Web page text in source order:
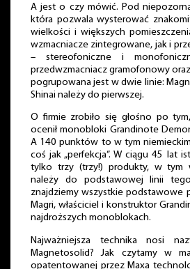
A jest o czy mówić. Pod
która pozwala wysterować
wielkości i większych
wzmacniacze zintegrowane, jak i
– stereofoniczne i
przedwzmacniacz gramofonowy
pogrupowana jest w dwie linie:
Shinai należy do pierwszej.
O firmie zrobiło się głośno po
ocenił monobloki Grandinote
A 140 punktów to w tym
coś jak „perfekcja”. W ciągu 45 lat
tylko trzy (trzy!) produkty, w tym
należy do podstawowej linii
znajdziemy wszystkie podstawowe
Magri, właściciel i konstruktor
najdroższych monoblokach.
Najważniejsza technika nosi
Magnetosolid? Jak czytamy w
opatentowanej przez Maxa